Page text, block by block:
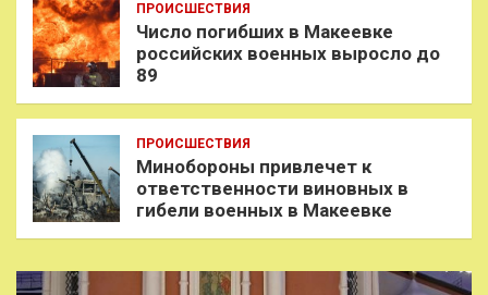
ПРОИСШЕСТВИЯ
Число погибших в Макеевке
российских военных выросло до
89
ПРОИСШЕСТВИЯ
Минобороны привлечет к
ответственности виновных в
гибели военных в Макеевке